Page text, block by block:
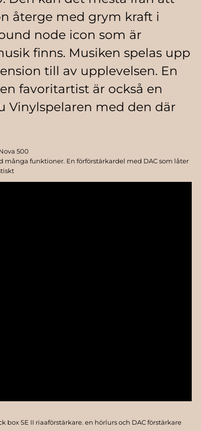
återge med grym kraft i
node icon som är
finns. Musiken spelas upp
till av upplevelsen. En
favoritartist är också en
Vinylspelaren med den där
500
funktioner. En förförstärkardel med DAC som låter
SE II riaaförstärkare. en hörlurs och DAC förstärkare